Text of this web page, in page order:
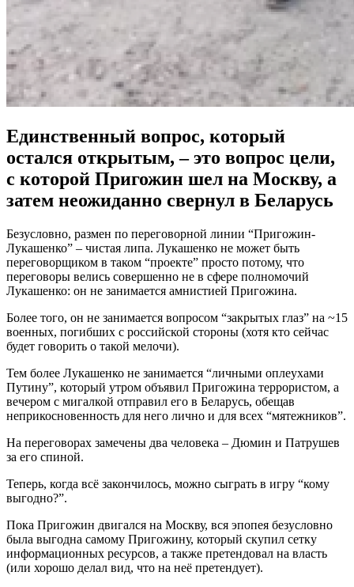
Единственный вопрос, который
остался открытым, – это вопрос цели,
с которой Пригожин шел на Москву, а
затем неожиданно свернул в Беларусь
Безусловно, размен по переговорной линии “Пригожин-
Лукашенко” – чистая липа. Лукашенко не может быть
переговорщиком в таком “проекте” просто потому, что
переговоры велись совершенно не в сфере полномочий
Лукашенко: он не занимается амнистией Пригожина.
Более того, он не занимается вопросом “закрытых глаз” на ~15
военных, погибших с российской стороны (хотя кто сейчас
будет говорить о такой мелочи).
Тем более Лукашенко не занимается “личными оплеухами
Путину”, который утром объявил Пригожина террористом, а
вечером с мигалкой отправил его в Беларусь, обещав
неприкосновенность для него лично и для всех “мятежников”.
На переговорах замечены два человека – Дюмин и Патрушев
за его спиной.
Теперь, когда всё закончилось, можно сыграть в игру “кому
выгодно?”.
Пока Пригожин двигался на Москву, вся эпопея безусловно
была выгодна самому Пригожину, который скупил сетку
информационных ресурсов, а также претендовал на власть
(или хорошо делал вид, что на неё претендует).